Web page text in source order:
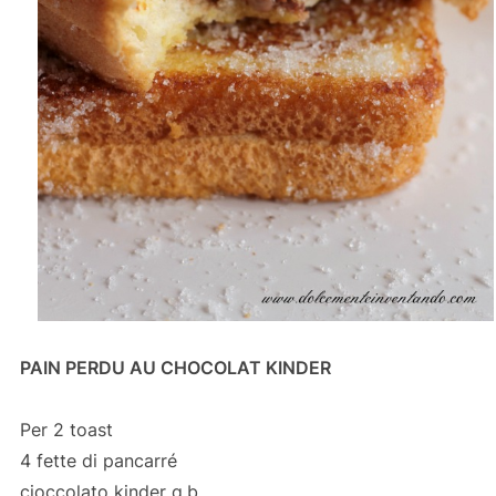
PAIN PERDU AU CHOCOLAT KINDER
Per 2 toast
4 fette di pancarré
cioccolato kinder q.b.